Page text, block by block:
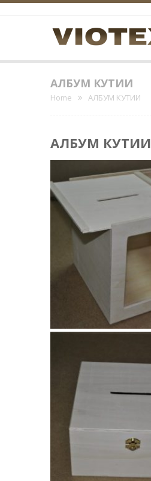
АЛБУМ КУТИИ
Home АЛБУМ КУТИИ
АЛБУМ КУТИИ